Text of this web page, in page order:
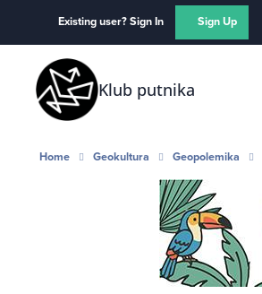
Existing user? Sign In Sign Up
Klub putnika
Home Geokultura Geopolemika